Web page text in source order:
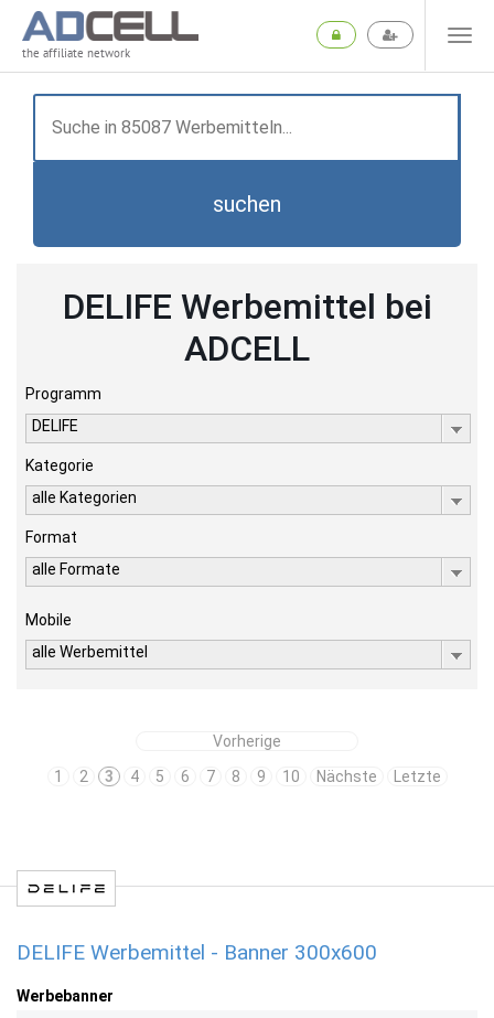
the affiliate network
suchen
DELIFE Werbemittel bei
ADCELL
Programm
DELIFE
Kategorie
alle Kategorien
Format
alle Formate
Mobile
alle Werbemittel
Vorherige
1
2 3 4 5 6 7 8 9 10 Nächste Letzte
DELIFE Werbemittel - Banner 300x600
Werbebanner